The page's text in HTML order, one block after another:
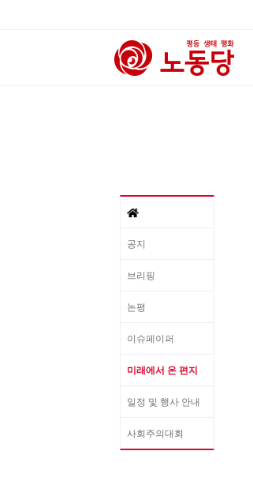
공지
브리핑
논평
이슈페이퍼
미래에서 온 편지
일정 및 행사 안내
사회주의대회